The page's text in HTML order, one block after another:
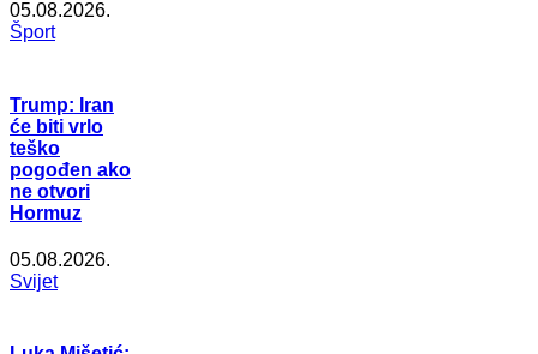
05.08.2026.
Šport
Trump: Iran
će biti vrlo
teško
pogođen ako
ne otvori
Hormuz
05.08.2026.
Svijet